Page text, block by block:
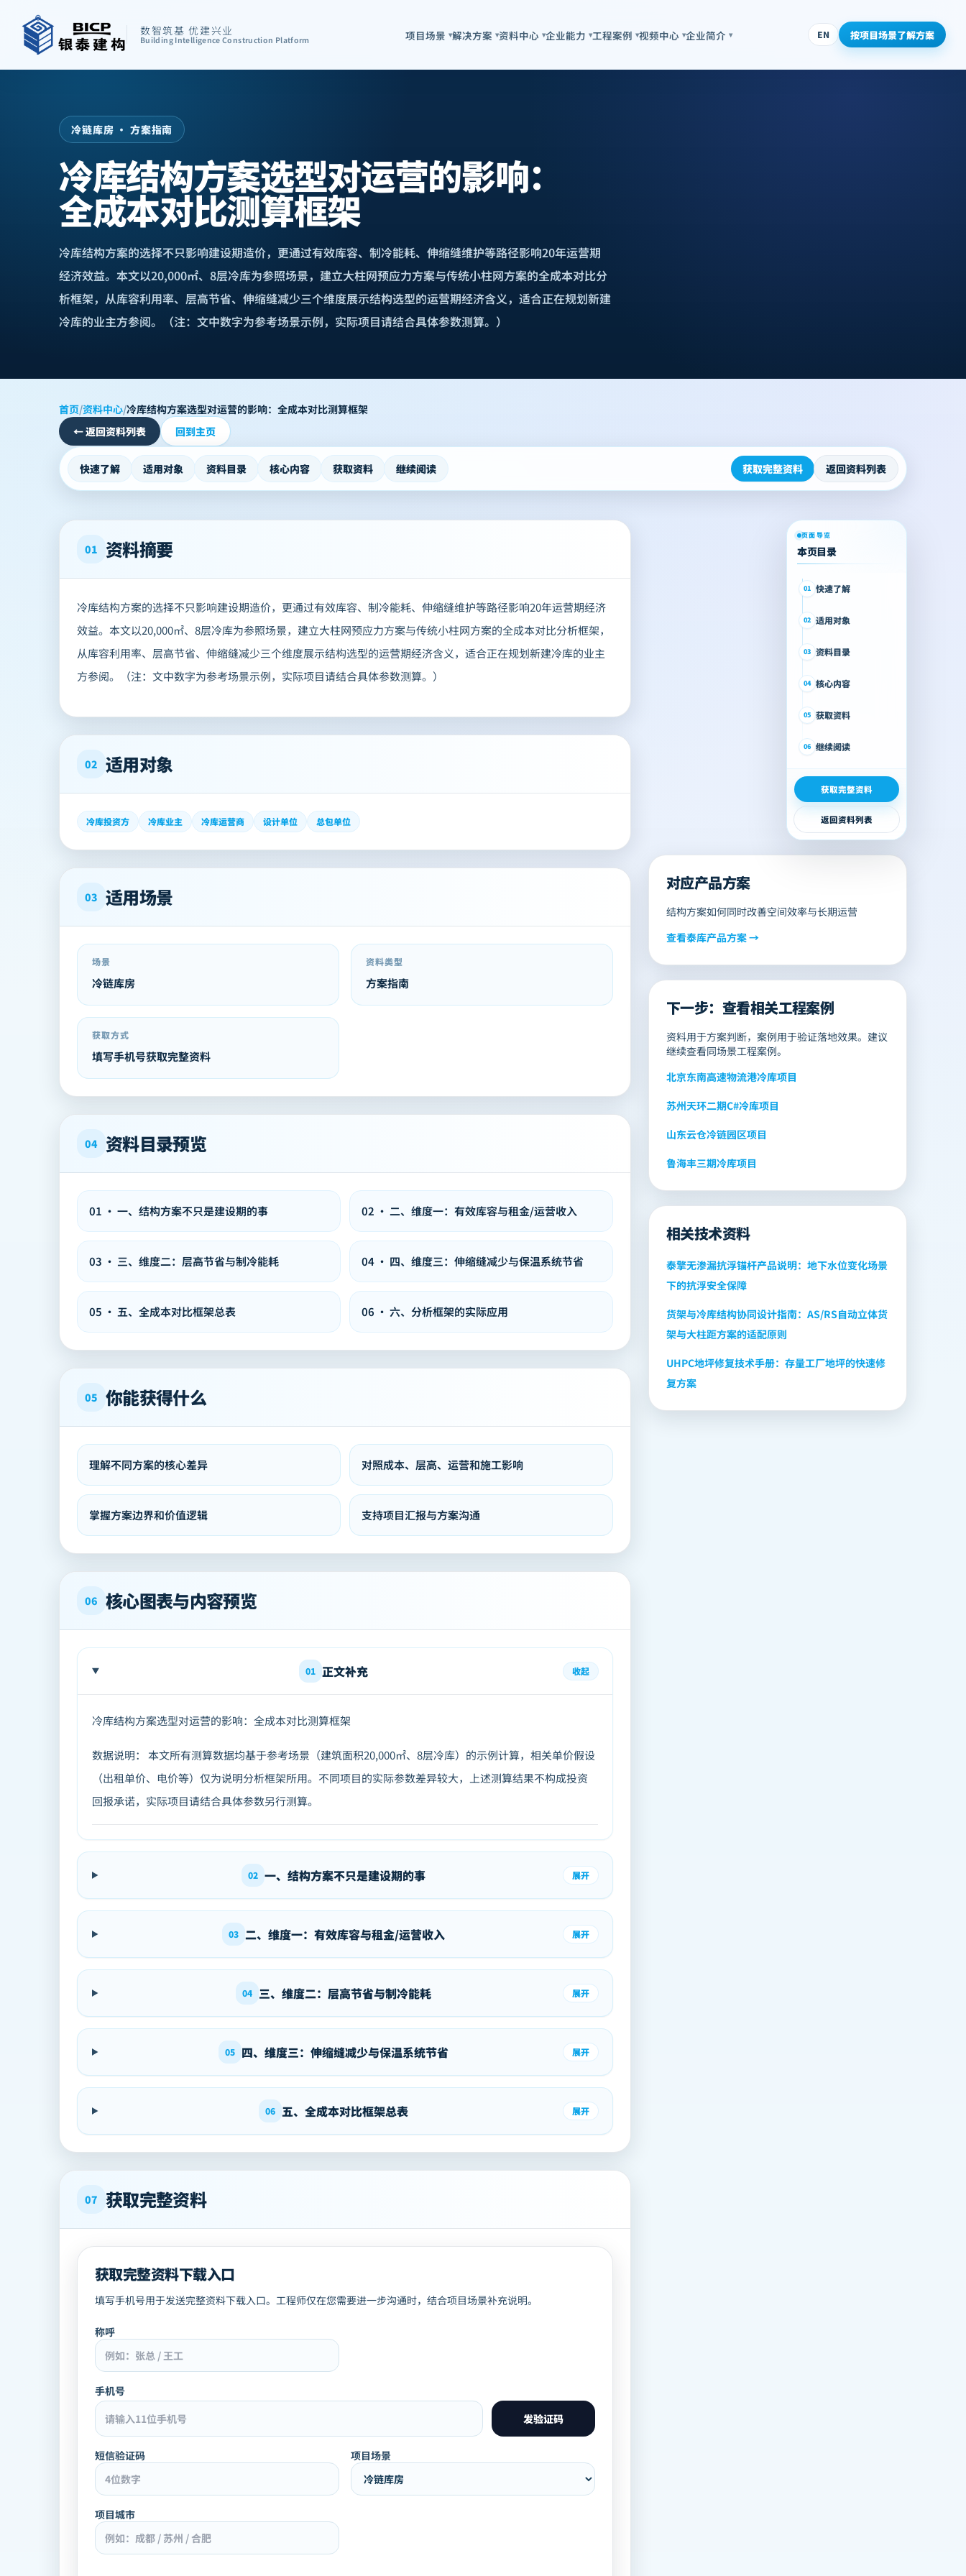
数智筑基 优建兴业
Building Intelligence Construction Platform 项目场景 ▾解决方案 ▾资料中心 ▾企业能力 ▾工程案例 ▾视频中心 ▾企业简介 ▾ EN 按项目场景了解方案
冷链库房 · 方案指南
冷库结构方案选型对运营的影响：
全成本对比测算框架
冷库结构方案的选择不只影响建设期造价，更通过有效库容、制冷能耗、伸缩缝维护等路径影响20年运营期
经济效益。本文以20,000㎡、8层冷库为参照场景，建立大柱网预应力方案与传统小柱网方案的全成本对比分
析框架，从库容利用率、层高节省、伸缩缝减少三个维度展示结构选型的运营期经济含义，适合正在规划新建
冷库的业主方参阅。（注：文中数字为参考场景示例，实际项目请结合具体参数测算。）
首页/资料中心/冷库结构方案选型对运营的影响：全成本对比测算框架
←返回资料列表 回到主页
快速了解 适用对象 资料目录 核心内容 获取资料 继续阅读 获取完整资料 返回资料列表
01 资料摘要
冷库结构方案的选择不只影响建设期造价，更通过有效库容、制冷能耗、伸缩缝维护等路径影响20年运营期经济
效益。本文以20,000㎡、8层冷库为参照场景，建立大柱网预应力方案与传统小柱网方案的全成本对比分析框架，
从库容利用率、层高节省、伸缩缝减少三个维度展示结构选型的运营期经济含义，适合正在规划新建冷库的业主
方参阅。（注：文中数字为参考场景示例，实际项目请结合具体参数测算。）
02 适用对象
冷库投资方 冷库业主 冷库运营商 设计单位 总包单位
03 适用场景
场景
冷链库房
资料类型
方案指南
获取方式
填写手机号获取完整资料
04 资料目录预览
01 · 一、结构方案不只是建设期的事 02 · 二、维度一：有效库容与租金/运营收入
03 · 三、维度二：层高节省与制冷能耗 04 · 四、维度三：伸缩缝减少与保温系统节省
05 · 五、全成本对比框架总表 06 · 六、分析框架的实际应用
05 你能获得什么
理解不同方案的核心差异 对照成本、层高、运营和施工影响
掌握方案边界和价值逻辑 支持项目汇报与方案沟通
06 核心图表与内容预览
01 正文补充 收起
冷库结构方案选型对运营的影响：全成本对比测算框架
数据说明： 本文所有测算数据均基于参考场景（建筑面积20,000㎡、8层冷库）的示例计算，相关单价假设
（出租单价、电价等）仅为说明分析框架所用。不同项目的实际参数差异较大，上述测算结果不构成投资
回报承诺，实际项目请结合具体参数另行测算。
02 一、结构方案不只是建设期的事 展开
03 二、维度一：有效库容与租金/运营收入 展开
04 三、维度二：层高节省与制冷能耗 展开
05 四、维度三：伸缩缝减少与保温系统节省 展开
06 五、全成本对比框架总表 展开
07 获取完整资料
获取完整资料下载入口
填写手机号用于发送完整资料下载入口。工程师仅在您需要进一步沟通时，结合项目场景补充说明。
称呼
手机号
发验证码
短信验证码 项目场景
项目城市
页面导览
本页目录
01 快速了解
02 适用对象
03 资料目录
04 核心内容
05 获取资料
06 继续阅读
获取完整资料
返回资料列表
对应产品方案
结构方案如何同时改善空间效率与长期运营
查看泰库产品方案 →
下一步：查看相关工程案例
资料用于方案判断，案例用于验证落地效果。建议
继续查看同场景工程案例。
北京东南高速物流港冷库项目
苏州天环二期C#冷库项目
山东云仓冷链园区项目
鲁海丰三期冷库项目
相关技术资料
泰擎无渗漏抗浮锚杆产品说明：地下水位变化场景
下的抗浮安全保障
货架与冷库结构协同设计指南：AS/RS自动立体货
架与大柱距方案的适配原则
UHPC地坪修复技术手册：存量工厂地坪的快速修
复方案